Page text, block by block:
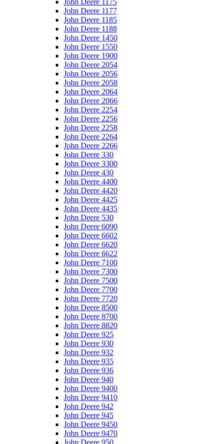
John Deere 1175
John Deere 1177
John Deere 1185
John Deere 1188
John Deere 1450
John Deere 1550
John Deere 1900
John Deere 2054
John Deere 2056
John Deere 2058
John Deere 2064
John Deere 2066
John Deere 2254
John Deere 2256
John Deere 2258
John Deere 2264
John Deere 2266
John Deere 330
John Deere 3300
John Deere 430
John Deere 4400
John Deere 4420
John Deere 4425
John Deere 4435
John Deere 530
John Deere 6090
John Deere 6602
John Deere 6620
John Deere 6622
John Deere 7100
John Deere 7300
John Deere 7500
John Deere 7700
John Deere 7720
John Deere 8500
John Deere 8700
John Deere 8820
John Deere 925
John Deere 930
John Deere 932
John Deere 935
John Deere 936
John Deere 940
John Deere 9400
John Deere 9410
John Deere 942
John Deere 945
John Deere 9450
John Deere 9470
John Deere 950